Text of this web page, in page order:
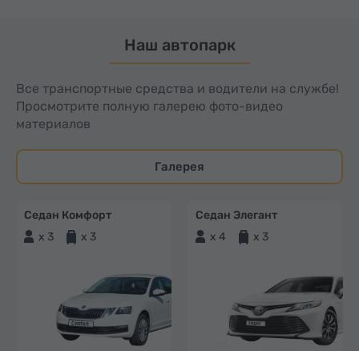
Наш автопарк
Все транспортные средства и водители на службе!
Просмотрите полную галерею фото-видео
материалов
Галерея
Седан Комфорт
x 3
x 3
Седан Элегант
x 4
x 3